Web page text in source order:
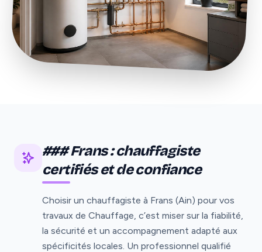
### Frans : chauffagiste
certifiés et de confiance
Choisir un chauffagiste à Frans (Ain) pour vos
travaux de Chauffage, c’est miser sur la fiabilité,
la sécurité et un accompagnement adapté aux
spécificités locales. Un professionnel qualifié